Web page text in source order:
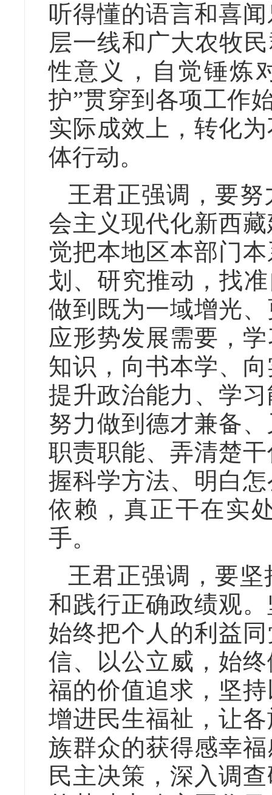
听得懂的语言和喜
层一线和广大农牧
性意义，自觉锤炼
护”贯穿到各项工作
实际成效上，转化
体行动。
王君正强调，要
会主义现代化新西
觉把本地区本部门
划、研究推动，找
做到既为一域增光
应形势发展需要，
知识，向书本学、
提升政治能力、学
努力做到德才兼备
职责职能、弄清楚
握科学方法、明白
依赖，真正干在实
手。
王君正强调，要
和践行正确政绩观
始终把个人的利益
信、以公立威，始
福的价值追求，坚
增进民生福祉，让
族群众的获得感幸
民主决策，深入调